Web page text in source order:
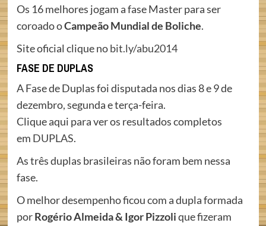
Os 16 melhores jogam a fase Master para ser
coroado oCampeão Mundial de Boliche.
Site oficial clique nobit.ly/abu2014
FASE DE DUPLAS
A Fase de Duplas foi disputada nos dias 8 e 9 de
dezembro, segunda e terça-feira.
Clique aqui para ver os resultados completos
em DUPLAS.
As três duplas brasileiras não foram bem nessa
fase.
O melhor desempenho ficou com a dupla formada
porRogério Almeida & Igor Pizzolique fizeram